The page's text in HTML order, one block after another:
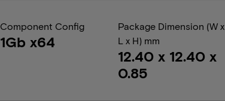
Component Config
1Gb x64
Package Dimension (W x
L x H) mm
12.40 x 12.40 x
0.85